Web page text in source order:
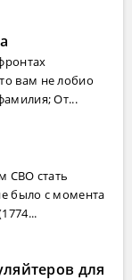
вам не лобио
От...
СВО стать
было с момента
для